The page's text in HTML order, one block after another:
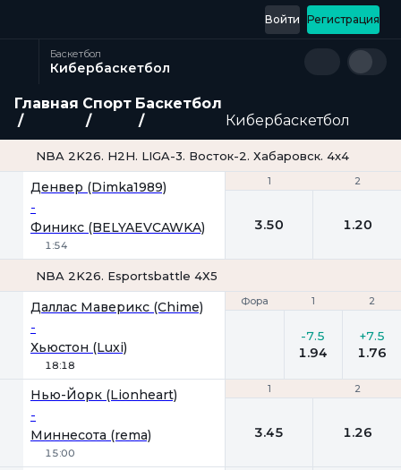
Регистрация
Войти
Баскетбол
Кибербаскетбол
Главная Спорт Баскетбол
Кибербаскетбол
NBA 2K26. H2H. LIGA-3. Восток-2. Хабаровск. 4х4
1 2
Денвер (Dimka1989)
-
Финикс (BELYAEVCAWKA)
1:54
1 2
3.50 1.20
NBA 2K26. Esportsbattle 4Х5
Фора 1 2
Даллас Маверикс (Chime)
-
Хьюстон (Luxi)
18:18
Фора 1 2
-7.5
1.94
+7.5
1.76
1 2
Нью-Йорк (Lionheart)
-
Миннесота (rema)
15:00
1 2
3.45 1.26